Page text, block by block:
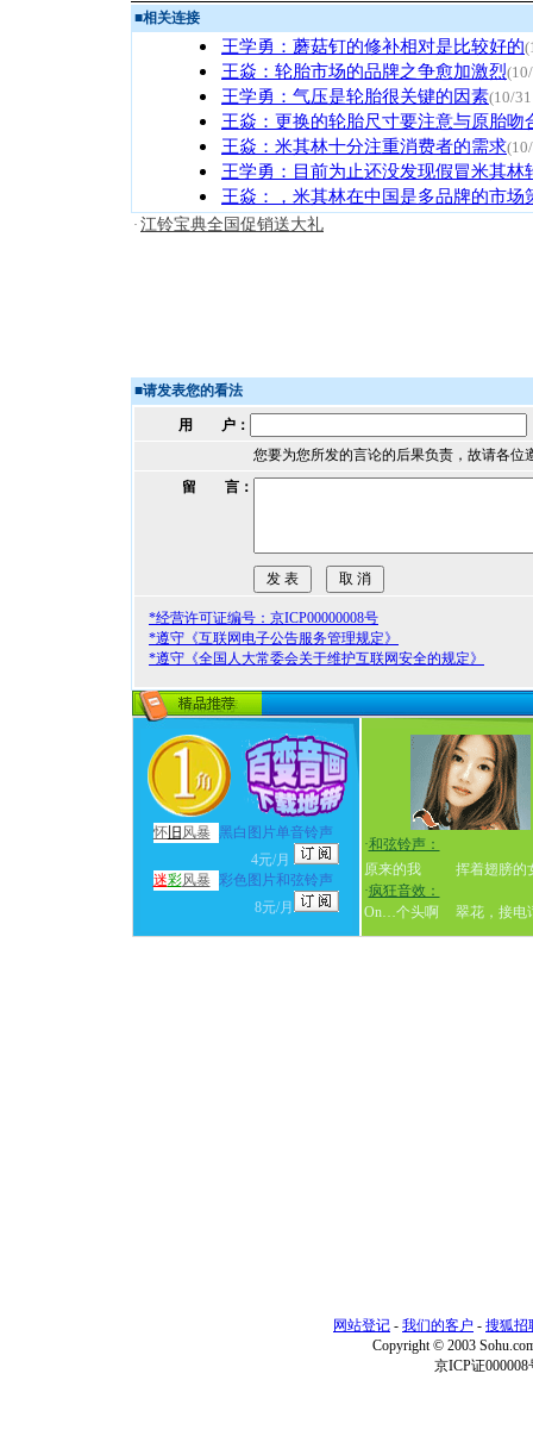
■相关连接
王学勇：蘑菇钉的修补相对是比较好的
王焱：轮胎市场的品牌之争愈加激烈
王学勇：气压是轮胎很关键的因素(10/
王焱：更换的轮胎尺寸要注意与原胎吻
王焱：米其林十分注重消费者的需求
王学勇：目前为止还没发现假冒米其林
王焱：，米其林在中国是多品牌的市场
· 江铃宝典全国促销送大礼
■请发表您的看法
用 户：
您要为您所发的言论的后果负责，故请各位
留 言：
*经营许可证编号：京ICP00000008号
*遵守《互联网电子公告服务管理规定》
*遵守《全国人大常委会关于维护互联网安全的规定》
怀旧 风暴
黑白图片单音铃声
4元/月
迷彩风暴 彩色图片和弦铃声
8元/月
·和弦铃声：
原来的我
挥着翅膀的
·疯狂音效：
On…个头啊
翠花，接
网站登记 - 我们的客户 - 搜狐招
Copyright © 2003
京ICP证